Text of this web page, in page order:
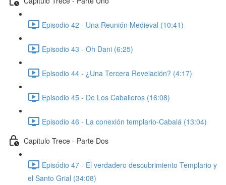
Episodio 42 - Una Reunión Medieval (10:41)
Episodio 43 - Oh Dani (6:25)
Episodio 44 - ¿Una Tercera Revelación? (4:17)
Episodio 45 - De Los Caballeros (16:08)
Episodio 46 - La conexión templario-Cabalá (13:04)
Capitulo Trece - Parte Dos
Episódio 47 - El verdadero descubrimiento Templario y
el Santo Grial (34:08)